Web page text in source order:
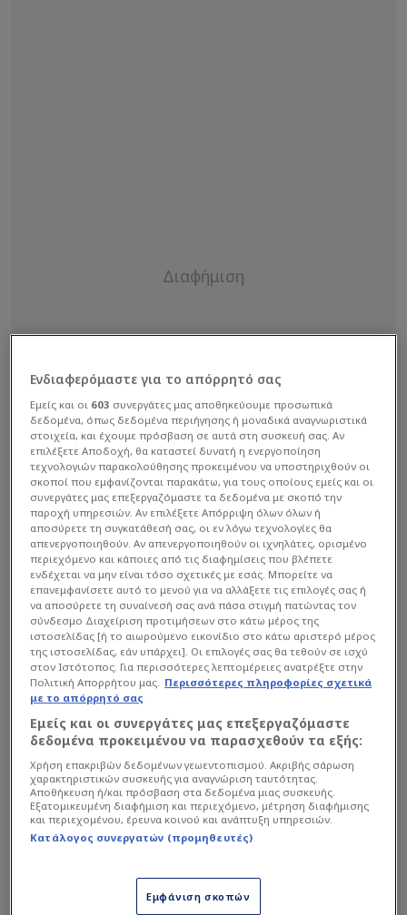
Συγκλονιστικές ήταν οι στιγμές που
εκτυλίχθηκαν μετά το τέλος της αναμέτρησης,
με τηνΑΕΚνα γνωρίζει τον αποκλεισμό, αλλά
τον κόσμο της ομάδας να στέκεται στο πλευρό
της με τρόπο που ξεπέρασε το αποτέλεσμα.
Διαβάστε επίσης...
Η ΑΕΚ πλήρωσε τη μοναδική
της αδυναμία - Απογείωση
Ζίνι, θέμα με Στρακόσια
Παρά την πίκρα για την απώλεια της πρόκρισης,
οι φίλοι της Ένωσης παρέμειναν στις εξέδρες και
Ενδιαφερόμαστε για το απόρρητό σας
Εμείς και οι 603 συνεργάτες μας αποθηκεύουμε προσωπικά
δεδομένα, όπως δεδομένα περιήγησης ή μοναδικά αναγνωριστικά
στοιχεία, και έχουμε πρόσβαση σε αυτά στη συσκευή σας. Αν
επιλέξετε Αποδοχή, θα καταστεί δυνατή η ενεργοποίηση
τεχνολογιών παρακολούθησης προκειμένου να υποστηριχθούν οι
σκοποί που εμφανίζονται παρακάτω, για τους οποίους εμείς και οι
συνεργάτες μας επεξεργαζόμαστε τα δεδομένα με σκοπό την
παροχή υπηρεσιών. Αν επιλέξετε Απόρριψη όλων όλων ή
αποσύρετε τη συγκατάθεσή σας, οι εν λόγω τεχνολογίες θα
απενεργοποιηθούν. Αν απενεργοποιηθούν οι ιχνηλάτες, ορισμένο
περιεχόμενο και κάποιες από τις διαφημίσεις που βλέπετε
ενδέχεται να μην είναι τόσο σχετικές με εσάς. Μπορείτε να
επανεμφανίσετε αυτό το μενού για να αλλάξετε τις επιλογές σας ή
να αποσύρετε τη συναίνεσή σας ανά πάσα στιγμή πατώντας τον
σύνδεσμο Διαχείριση προτιμήσεων στο κάτω μέρος της
ιστοσελίδας [ή το αιωρούμενο εικονίδιο στο κάτω αριστερό μέρος
της ιστοσελίδας, εάν υπάρχει]. Οι επιλογές σας θα τεθούν σε ισχύ
στον Ιστότοπος. Για περισσότερες λεπτομέρειες ανατρέξτε στην
Πολιτική Απορρήτου μας. Περισσότερες πληροφορίες σχετικά
με το απόρρητό σας
Εμείς και οι συνεργάτες μας επεξεργαζόμαστε
δεδομένα προκειμένου να παρασχεθούν τα εξής:
Χρήση επακριβών δεδομένων γεωεντοπισμού. Ακριβής σάρωση
χαρακτηριστικών συσκευής για αναγνώριση ταυτότητας.
Αποθήκευση ή/και πρόσβαση στα δεδομένα μιας συσκευής.
Εξατομικευμένη διαφήμιση και περιεχόμενο, μέτρηση διαφήμισης
και περιεχομένου, έρευνα κοινού και ανάπτυξη υπηρεσιών.
Κατάλογος συνεργατών (προμηθευτές)
Εμφάνιση σκοπών